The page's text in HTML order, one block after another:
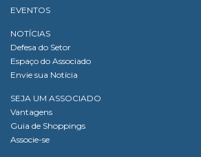
EVENTOS
NOTÍCIAS
Defesa do Setor
Espaço do Associado
Envie sua Notícia
SEJA UM ASSOCIADO
Vantagens
Guia de Shoppings
Associe-se